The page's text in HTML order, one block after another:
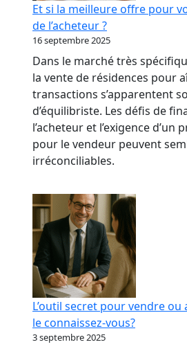
Et si la meilleure offre pour
de l’acheteur ?
16 septembre 2025
Dans le marché très
la vente de résidences pour
transactions s’apparentent
d’équilibriste. Les défis de
l’acheteur et l’exigence d’un
pour le vendeur peuvent
irréconciliables.
L’outil secret pour vendre ou
le connaissez-vous?
3 septembre 2025